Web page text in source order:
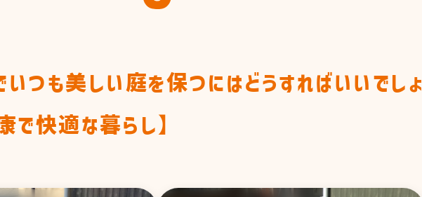
募集職種一覧
営業職
事務職
つも美しい庭を保つにはどうすればいいでしょ
で快適な暮らし】